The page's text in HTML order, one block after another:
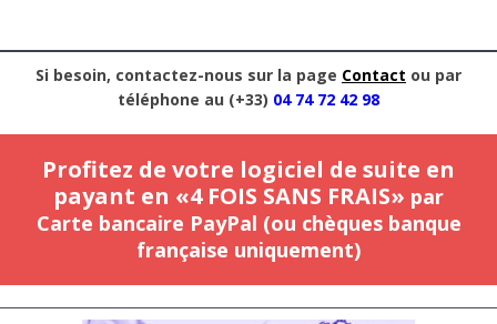
Si besoin, contactez-nous sur la page Contact ou par
téléphone au (+33) 04 74 72 42 98
Profitez de votre logiciel de suite en
payant en «4 FOIS SANS FRAIS» par
Carte bancaire PayPal (ou chèques banque
française uniquement)